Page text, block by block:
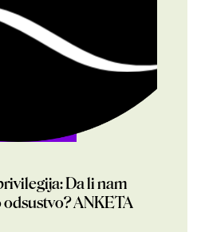
Da li nam
ANKETA